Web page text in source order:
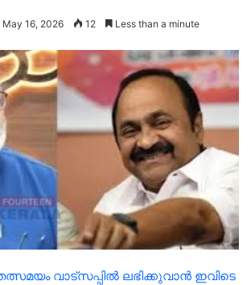
May 16, 2026 12 Less than a minute
വാട്സപ്പിൽ ലഭിക്കുവാൻ ഇവിടെ